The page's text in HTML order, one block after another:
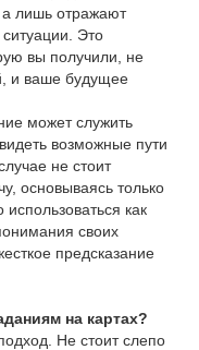
а лишь отражают
Это
вы получили, не
и ваше будущее
может служить
возможные пути
не стоит
основываясь только
как
своих
предсказание
на картах?
Не стоит слепо